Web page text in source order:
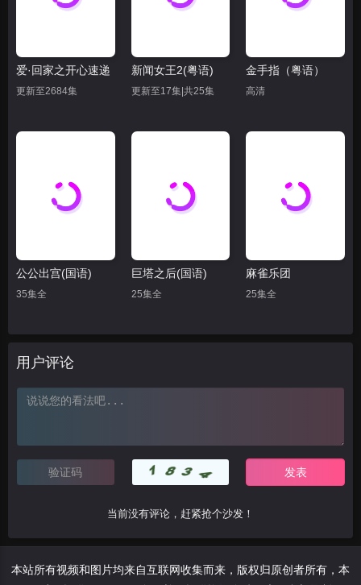
爱·回家之开心速递
更新至2684集
新闻女王2(粤语)
更新至17集|共25集
金手指（粤语）
高清
公公出宫(国语)
35集全
巨塔之后(国语)
25集全
麻雀乐团
25集全
用户评论
当前没有评论，赶紧抢个沙发！
本站所有视频和图片均来自互联网收集而来，版权归原创者所有，本